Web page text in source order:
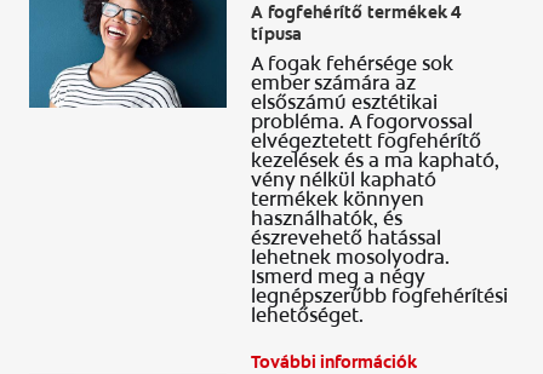
SZAKEMBEREK SZÁMÁRA
A fogfehérítő termékek 4
típusa
A fogak fehérsége sok
ember számára az
elsőszámú esztétikai
probléma. A fogorvossal
elvégeztetett fogfehérítő
kezelések és a ma kapható,
vény nélkül kapható
termékek könnyen
használhatók, és
észrevehető hatással
lehetnek mosolyodra.
Ismerd meg a négy
legnépszerűbb fogfehérítési
lehetőséget.
További információk